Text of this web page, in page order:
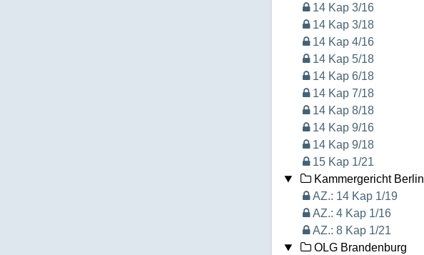
14 Kap 3/16
14 Kap 3/18
14 Kap 4/16
14 Kap 5/18
14 Kap 6/18
14 Kap 7/18
14 Kap 8/18
14 Kap 9/16
14 Kap 9/18
15 Kap 1/21
Kammergericht Berlin
AZ.: 14 Kap 1/19
AZ.: 4 Kap 1/16
AZ.: 8 Kap 1/21
OLG Brandenburg